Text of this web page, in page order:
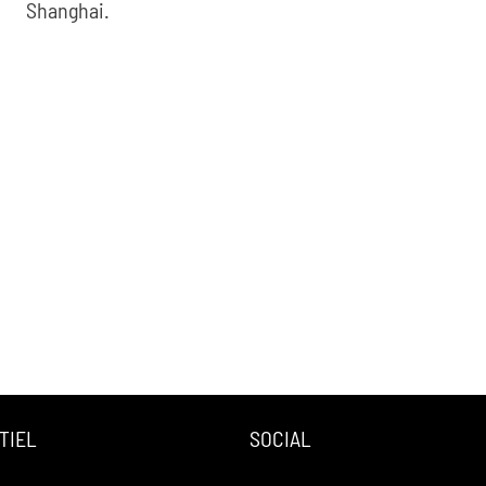
Shanghai.
SOCIAL